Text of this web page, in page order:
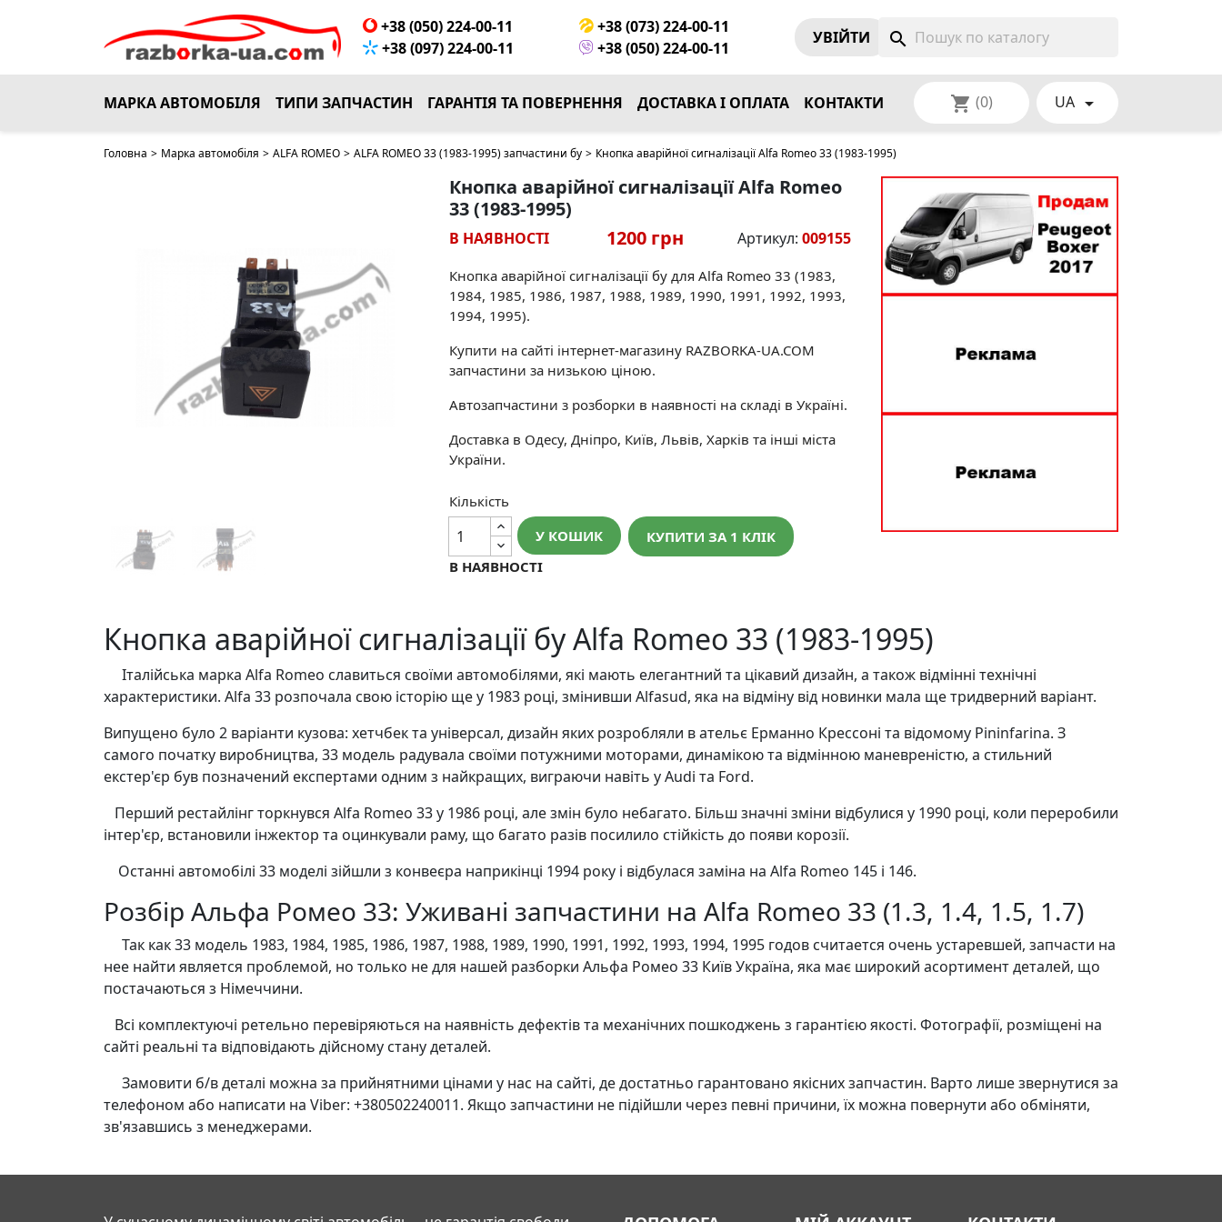
+38 (050) 224-00-11
+38 (073) 224-00-11
+38 (097) 224-00-11
+38 (050) 224-00-11
УВIЙТИ search
МАРКА АВТОМОБІЛЯ ТИПИ ЗАПЧАСТИН ГАРАНТІЯ ТА ПОВЕРНЕННЯ ДОСТАВКА І ОПЛАТА КОНТАКТИ shopping_cart (0) UA 
Головна > Марка автомобіля > ALFA ROMEO > ALFA ROMEO 33 (1983-1995) запчастини бу > Кнопка аварійної сигналізації Alfa Romeo 33 (1983-1995)
Кнопка аварійної сигналізації Alfa Romeo
33 (1983-1995)
В НАЯВНОСТІ 1200 грн Артикул: 009155
Кнопка аварійної сигналізації бу для Alfa Romeo 33 (1983,
1984, 1985, 1986, 1987, 1988, 1989, 1990, 1991, 1992, 1993,
1994, 1995).
Купити на сайті інтернет-магазину RAZBORKA-UA.COM
запчастини за низькою ціною.
Автозапчастини з розборки в наявності на складі в Україні.
Доставка в Одесу, Дніпро, Київ, Львів, Харків та інші міста
України.
Кількість
У КОШИК
КУПИТИ ЗА 1 КЛIК
В НАЯВНОСТІ
Кнопка аварійної сигналізації бу Alfa Romeo 33 (1983-1995)
Італійська марка Alfa Romeo славиться своїми автомобілями, які мають елегантний та цікавий дизайн, а також відмінні технічні
характеристики. Alfa 33 розпочала свою історію ще у 1983 році, змінивши Alfasud, яка на відміну від новинки мала ще тридверний варіант.
Випущено було 2 варіанти кузова: хетчбек та універсал, дизайн яких розробляли в ательє Ерманно Крессоні та відомому Pininfarina. З
самого початку виробництва, 33 модель радувала своїми потужними моторами, динамікою та відмінною маневреністю, а стильний
екстер'єр був позначений експертами одним з найкращих, виграючи навіть у Audi та Ford.
Перший рестайлінг торкнувся Alfa Romeo 33 у 1986 році, але змін було небагато. Більш значні зміни відбулися у 1990 році, коли переробили
інтер'єр, встановили інжектор та оцинкували раму, що багато разів посилило стійкість до появи корозії.
Останні автомобілі 33 моделі зійшли з конвеєра наприкінці 1994 року і відбулася заміна на Alfa Romeo 145 і 146.
Розбір Альфа Ромео 33: Уживані запчастини на Alfa Romeo 33 (1.3, 1.4, 1.5, 1.7)
Так как 33 модель 1983, 1984, 1985, 1986, 1987, 1988, 1989, 1990, 1991, 1992, 1993, 1994, 1995 годов считается очень устаревшей, запчасти на
нее найти является проблемой, но только не для нашей разборки Альфа Ромео 33 Київ Україна, яка має широкий асортимент деталей, що
постачаються з Німеччини.
Всі комплектуючі ретельно перевіряються на наявність дефектів та механічних пошкоджень з гарантією якості. Фотографії, розміщені на
сайті реальні та відповідають дійсному стану деталей.
Замовити б/в деталі можна за прийнятними цінами у нас на сайті, де достатньо гарантовано якісних запчастин. Варто лише звернутися за
телефоном або написати на Viber: +380502240011. Якщо запчастини не підійшли через певні причини, їх можна повернути або обміняти,
зв'язавшись з менеджерами.